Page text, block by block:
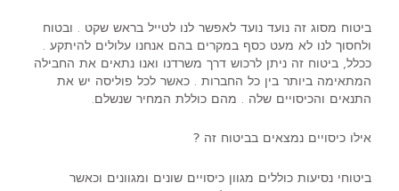
ביטוח מסוג זה נועד נועד לאפשר לנו לטייל בראש שקט . ובטוח
ולחסוך לנו לא מעט כסף במקרים בהם אנחנו עלולים להיתקע .
ככלל, ביטוח זה ניתן לרכוש דרך משרדנו ואנו נתאים את החבילה
המתאימה ביותר בין כל החברות . כאשר לכל פוליסה יש את
התנאים והכיסויים שלה . מהם כוללת המחיר שנשלם.
אילו כיסויים נמצאים בביטוח זה ?
ביטוחי נסיעות כוללים מגוון כיסויים שונים ומגוונים וכאשר